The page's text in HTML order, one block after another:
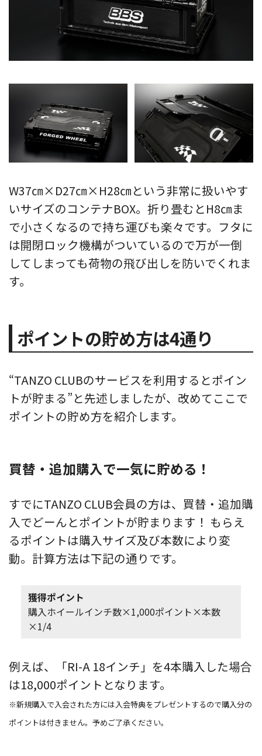
W37㎝×D27㎝×H28㎝という非常に扱いやす
いサイズのコンテナBOX。折り畳むとH8㎝ま
で小さくなるので持ち運びも楽々です。フタに
は開閉ロック機構がついているので万が一倒
してしまっても荷物の飛び出しを防いでくれま
す。
ポイントの貯め方は4通り
“TANZO CLUBのサービスを利用するとポイン
トが貯まる”と先述しましたが、改めてここで
ポイントの貯め方を紹介します。
買替・追加購入で一気に貯める！
すでにTANZO CLUB会員の方は、買替・追加購
入でどーんとポイントが貯まります！ もらえ
るポイントは購入サイズ及び本数により変
動。計算方法は下記の通りです。
獲得ポイント
購入ホイールインチ数×1,000ポイント×本数
×1/4
例えば、「RI-A 18インチ」を4本購入した場合
は18,000ポイントとなります。
※新規購入で入会された方には入会特典をプレゼントするので購入分の
ポイントは付きません。予めご了承ください。